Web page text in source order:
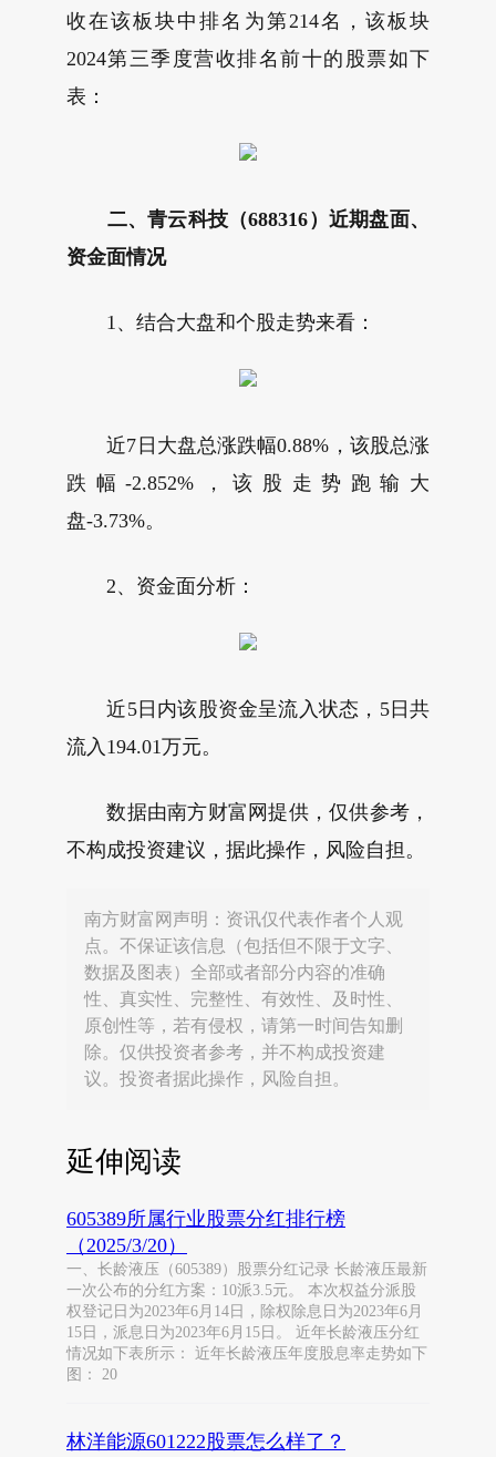
收在该板块中排名为第214名，该板块
2024第三季度营收排名前十的股票如下
表：
二、青云科技（688316）近期盘面、
资金面情况
1、结合大盘和个股走势来看：
近7日大盘总涨跌幅0.88%，该股总涨
跌幅-2.852%，该股走势跑输大
盘-3.73%。
2、资金面分析：
近5日内该股资金呈流入状态，5日共
流入194.01万元。
数据由南方财富网提供，仅供参考，
不构成投资建议，据此操作，风险自担。
南方财富网声明：资讯仅代表作者个人观
点。不保证该信息（包括但不限于文字、
数据及图表）全部或者部分内容的准确
性、真实性、完整性、有效性、及时性、
原创性等，若有侵权，请第一时间告知删
除。仅供投资者参考，并不构成投资建
议。投资者据此操作，风险自担。
延伸阅读
605389所属行业股票分红排行榜
（2025/3/20）
一、长龄液压（605389）股票分红记录 长龄液压最新
一次公布的分红方案：10派3.5元。 本次权益分派股
权登记日为2023年6月14日，除权除息日为2023年6月
15日，派息日为2023年6月15日。 近年长龄液压分红
情况如下表所示： 近年长龄液压年度股息率走势如下
图： 20
林洋能源601222股票怎么样了？